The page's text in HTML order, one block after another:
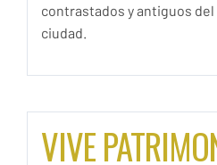
contrastados y antiguos
ciudad.
VIVE